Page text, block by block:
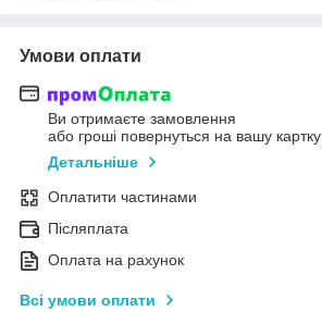
Умови оплати
Ви отримаєте замовлення
або гроші повернуться на вашу картку
Детальніше
Оплатити частинами
Післяплата
Оплата на рахунок
Всі умови оплати